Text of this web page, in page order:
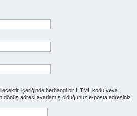
içeriğinde herhangi bir HTML kodu veya
dönüş adresi ayarlamış olduğunuz e-posta adresiniz